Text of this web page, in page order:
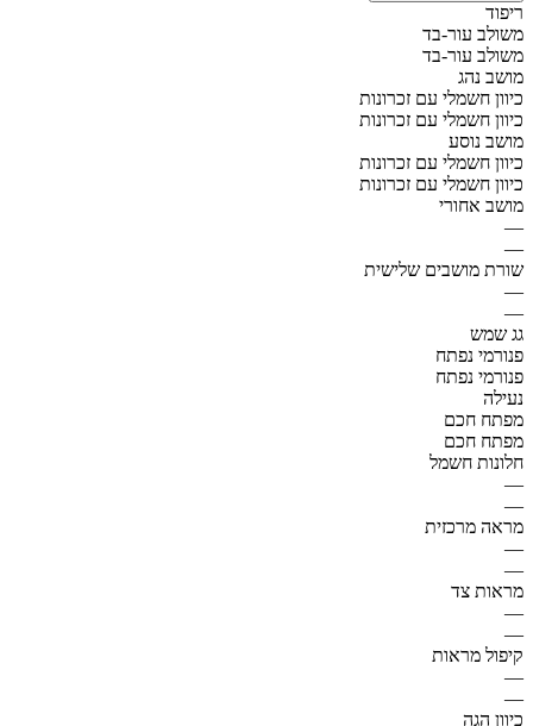
ריפוד
משולב עור-בד
משולב עור-בד
מושב נהג
כיוון חשמלי עם זכרונות
כיוון חשמלי עם זכרונות
מושב נוסע
כיוון חשמלי עם זכרונות
כיוון חשמלי עם זכרונות
מושב אחורי
—
—
שורת מושבים שלישית
—
—
גג שמש
פנורמי נפתח
פנורמי נפתח
נעילה
מפתח חכם
מפתח חכם
חלונות חשמל
—
—
מראה מרכזית
—
—
מראות צד
—
—
קיפול מראות
—
—
כיוון הגה